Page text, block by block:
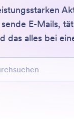
E-Mails,
das alles bei